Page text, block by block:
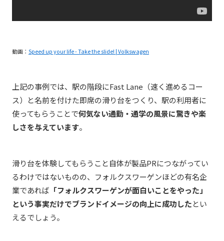
動画： Speed up your life - Take the slide! | Volkswagen
上記の事例では、駅の階段にFast Lane（速く進めるコー
ス）と名前を付けた即席の滑り台をつくり、駅の利用者に
使ってもらうことで何気ない通勤・通学の風景に驚きや楽
しさを与えています。
滑り台を体験してもらうこと自体が製品PRにつながってい
るわけではないものの、フォルクスワーゲンほどの有名企
業であれば 「フォルクスワーゲンが面白いことをやった」
という事実だけでブランドイメージの向上に成功したとい
えるでしょう。